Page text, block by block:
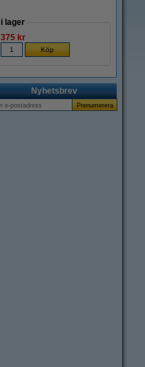
i lager
375 kr
Nyhetsbrev